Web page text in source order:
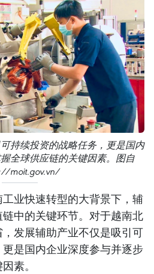
持续投资的战略任务，更是国内
全球供应链的关键因素。图自
moit.gov.vn/
业快速转型的大背景下，辅
中的关键环节。对于越南北
发展辅助产业不仅是吸引可
是国内企业深度参与并逐步
素。